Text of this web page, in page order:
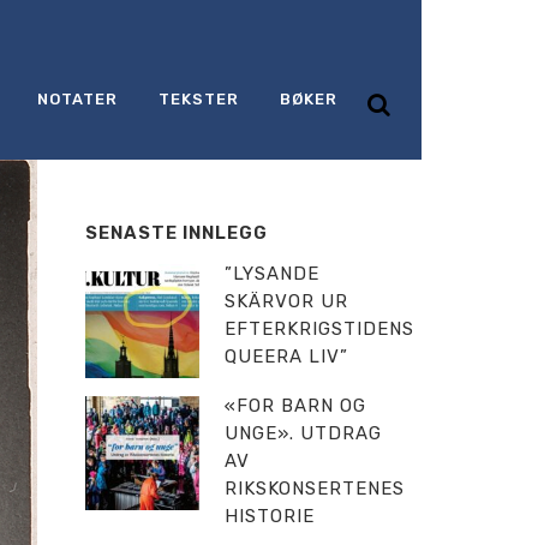
NOTATER TEKSTER BØKER
SENASTE INNLEGG
”LYSANDE
SKÄRVOR UR
EFTERKRIGSTIDENS
QUEERA LIV”
«FOR BARN OG
UNGE». UTDRAG
AV
RIKSKONSERTENES
HISTORIE